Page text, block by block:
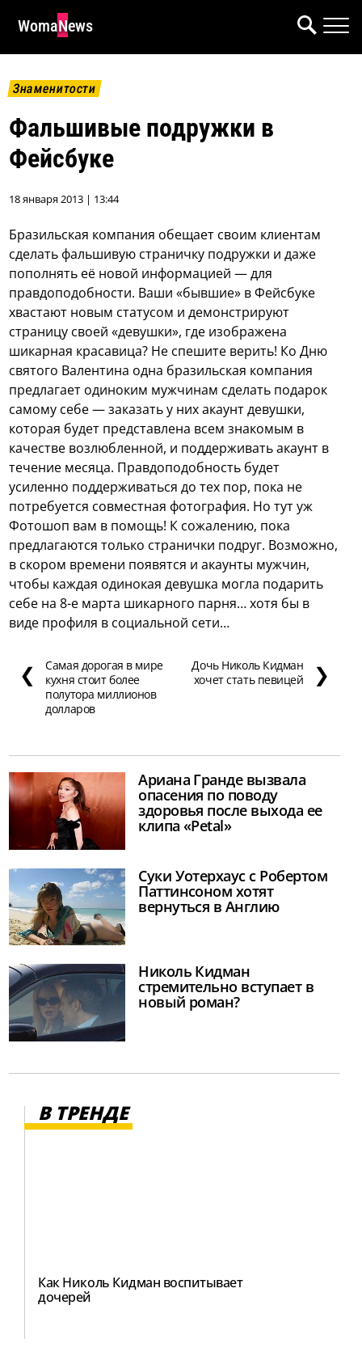
WomaNews
Знаменитости
Фальшивые подружки в
Фейсбуке
18 января 2013 | 13:44
Бразильская компания обещает своим клиентам
сделать фальшивую страничку подружки и даже
пополнять её новой информацией — для
правдоподобности. Ваши «бывшие» в Фейсбуке
хвастают новым статусом и демонстрируют
страницу своей «девушки», где изображена
шикарная красавица? Не спешите верить! Ко Дню
святого Валентина одна бразильская компания
предлагает одиноким мужчинам сделать подарок
самому себе — заказать у них акаунт девушки,
которая будет представлена всем знакомым в
качестве возлюбленной, и поддерживать акаунт в
течение месяца. Правдоподобность будет
усиленно поддерживаться до тех пор, пока не
потребуется совместная фотография. Но тут уж
Фотошоп вам в помощь! К сожалению, пока
предлагаются только странички подруг. Возможно,
в скором времени появятся и акаунты мужчин,
чтобы каждая одинокая девушка могла подарить
себе на 8-е марта шикарного парня… хотя бы в
виде профиля в социальной сети…
❮
Самая дорогая в мире
кухня стоит более
полутора миллионов
долларов
Дочь Николь Кидман
хочет стать певицей
❯
Ариана Гранде вызвала
опасения по поводу
здоровья после выхода ее
клипа «Petal»
Суки Уотерхаус с Робертом
Паттинсоном хотят
вернуться в Англию
Николь Кидман
стремительно вступает в
новый роман?
В ТРЕНДЕ
Как Николь Кидман воспитывает
дочерей